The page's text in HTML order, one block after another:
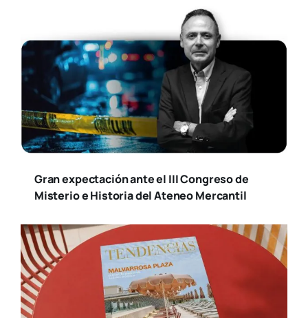
Gran expectación ante el III Congreso de
Misterio e Historia del Ateneo Mercantil